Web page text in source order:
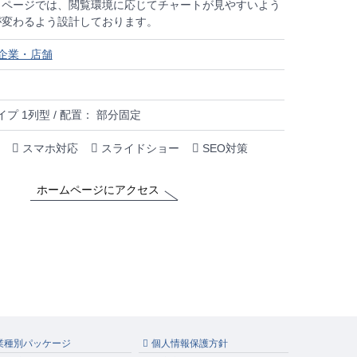
ージでは、閲覧環境に応じてチャートが見やすいよう
わるよう設計しております。
業・店舗
プ 1列型 / 配置： 部分固定
スマホ対応 スライドショー SEO対策
ホームページにアクセス
種別パッケージ
個人情報保護方針